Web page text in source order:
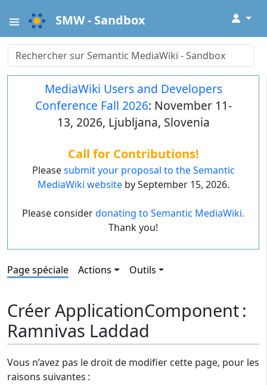
SMW - Sandbox ↓
MediaWiki Users and Developers
Conference Fall 2026: November 11-
13, 2026, Ljubljana, Slovenia
Call for Contributions!
Pleasesubmit your proposal to the Semantic
MediaWiki websiteby September 15, 2026.
Please considerdonating to Semantic MediaWiki.
Thank you!
Page spéciale Actions Outils
Créer ApplicationComponent :
Ramnivas Laddad
Vous n’avez pas le droit de modifier cette page, pour les
raisons suivantes :